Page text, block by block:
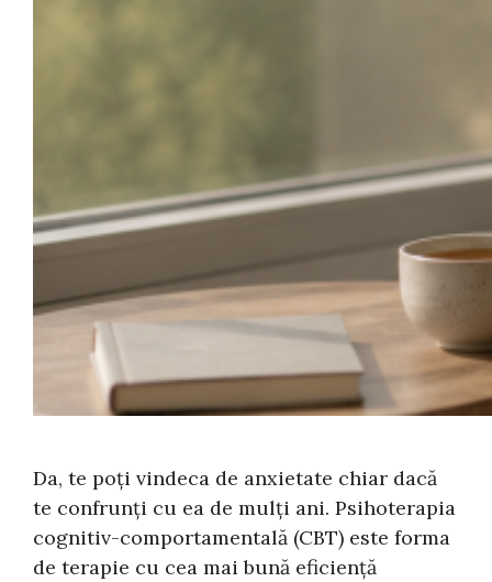
Da, te poți vindeca de anxietate chiar dacă
te confrunți cu ea de mulți ani. Psihoterapia
cognitiv-comportamentală (CBT) este forma
de terapie cu cea mai bună eficiență